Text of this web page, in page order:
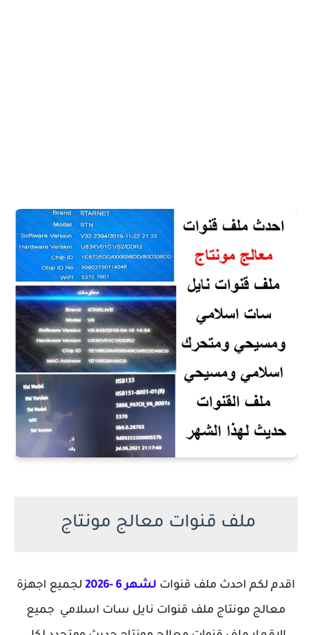
ملف قنوات معالج مونتاج
اقدم لكم احدث ملف قنوات لشهر 6 -2026
لجميع اجهزة
معالج مونتاج ملف قنوات نايل سات اسلامي جميع